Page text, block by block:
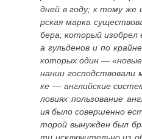
дней в году; к тому же
рская марка
бера, который изобрел
а гульденов и по
которых один —
нании господствовали
ке — английские
ловиях пользование
ия было совершенно
торой вынужден был